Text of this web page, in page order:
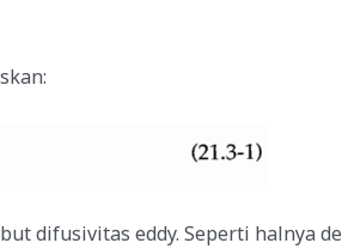
difusivitas eddy. Seperti halnya